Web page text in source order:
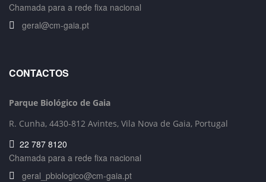
Chamada para a rede fixa nacional
geral@cm-gaia.pt
CONTACTOS
Parque Biológico de Gaia
R. Cunha, 4430-812 Avintes, Vila Nova de Gaia, Portugal
22 787 8120
Chamada para a rede fixa nacional
geral_pbiologico@cm-gaia.pt